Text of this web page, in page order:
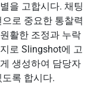
을 고합시다. 채팅
로 중요한 통찰력
활한 조정과 누락
로 Slingshot에 고
생성하여 담당자
록 합시다.